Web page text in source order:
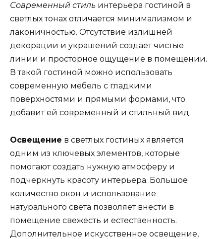
Современный стиль интерьера гостиной в
светлых тонах отличается минимализмом и
лаконичностью. Отсутствие излишней
декорации и украшений создает чистые
линии и просторное ощущение в помещении.
В такой гостиной можно использовать
современную мебель с гладкими
поверхностями и прямыми формами, что
добавит ей современный и стильный вид.
Освещение в светлых гостиных является
одним из ключевых элементов, которые
помогают создать нужную атмосферу и
подчеркнуть красоту интерьера. Большое
количество окон и использование
натурального света позволяет внести в
помещение свежесть и естественность.
Дополнительное искусственное освещение,